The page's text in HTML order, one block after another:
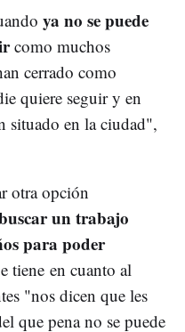
ya no se puede
como muchos
cerrado como
quiere seguir y en
situado en la ciudad",
otra opción
un trabajo
para poder
tiene en cuanto al
"nos dicen que les
que pena no se puede